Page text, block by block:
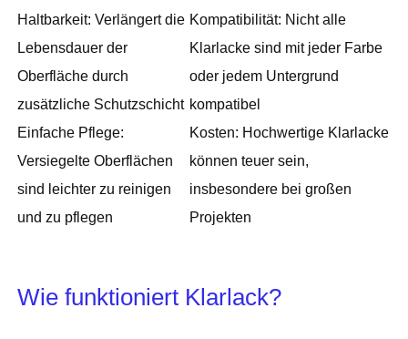
Haltbarkeit: Verlängert die
Lebensdauer der
Oberfläche durch
zusätzliche Schutzschicht
Kompatibilität: Nicht alle
Klarlacke sind mit jeder Farbe
oder jedem Untergrund
kompatibel
Einfache Pflege:
Versiegelte Oberflächen
sind leichter zu reinigen
und zu pflegen
Kosten: Hochwertige Klarlacke
können teuer sein,
insbesondere bei großen
Projekten
Wie funktioniert Klarlack?